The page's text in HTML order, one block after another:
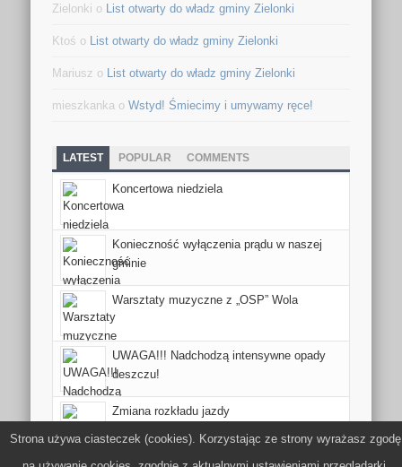
Zielonki o List otwarty do władz gminy Zielonki
Ktoś o List otwarty do władz gminy Zielonki
Mariusz o List otwarty do władz gminy Zielonki
mieszkanka oWstyd! Śmiecimy i umywamy ręce!
LATEST POPULAR COMMENTS
Koncertowa niedziela
Konieczność wyłączenia prądu w naszej
gminie
Warsztaty muzyczne z „OSP” Wola
UWAGA!!! Nadchodzą intensywne opady
deszczu!
Zmiana rozkładu jazdy
Strona używa ciasteczek (cookies). Korzystając ze strony wyrażasz zgodę